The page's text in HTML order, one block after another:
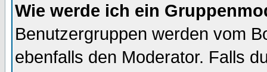
Wie werde ich ein
Benutzergruppen werden vom
ebenfalls den Moderator. Falls